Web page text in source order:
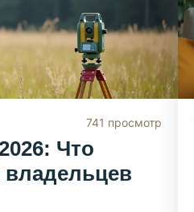
741 просмотр
Что
владельцев